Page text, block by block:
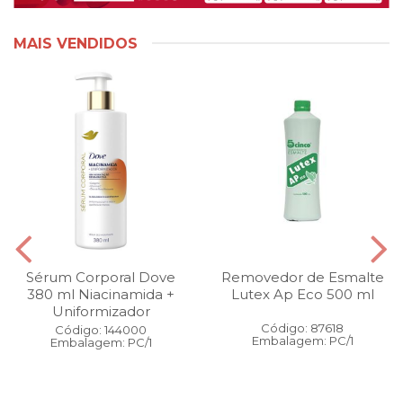
MAIS VENDIDOS
Sérum Corporal Dove
380 ml Niacinamida +
Uniformizador
Código: 144000
Embalagem: PC/1
Removedor de Esmalte
Lutex Ap Eco 500 ml
Código: 87618
Embalagem: PC/1